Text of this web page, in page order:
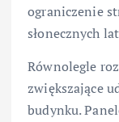
ograniczenie
słonecznych
Równolegle
zwiększające
budynku.